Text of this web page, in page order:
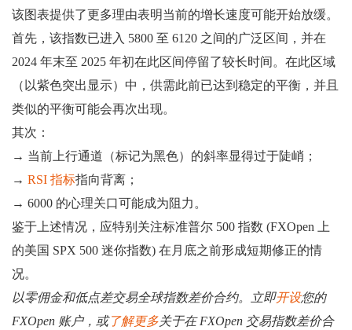
该图表提供了更多理由表明当前的增长速度可能开始放缓。
首先，该指数已进入 5800 至 6120 之间的广泛区间，并在
2024 年末至 2025 年初在此区间停留了较长时间。在此区域
（以紫色突出显示）中，供需此前已达到稳定的平衡，并且
类似的平衡可能会再次出现。
其次：
→ 当前上行通道（标记为黑色）的斜率显得过于陡峭；
→ RSI 指标指向背离；
→ 6000 的心理关口可能成为阻力。
鉴于上述情况，应特别关注标准普尔 500 指数 (FXOpen 上
的美国 SPX 500 迷你指数) 在月底之前形成短期修正的情
况。
以零佣金和低点差交易全球指数差价合约。立即开设您的
FXOpen 账户，或了解更多关于在 FXOpen 交易指数差价合